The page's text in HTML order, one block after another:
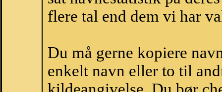
flere tal end dem vi har
Du må gerne kopiere
enkelt navn eller to til